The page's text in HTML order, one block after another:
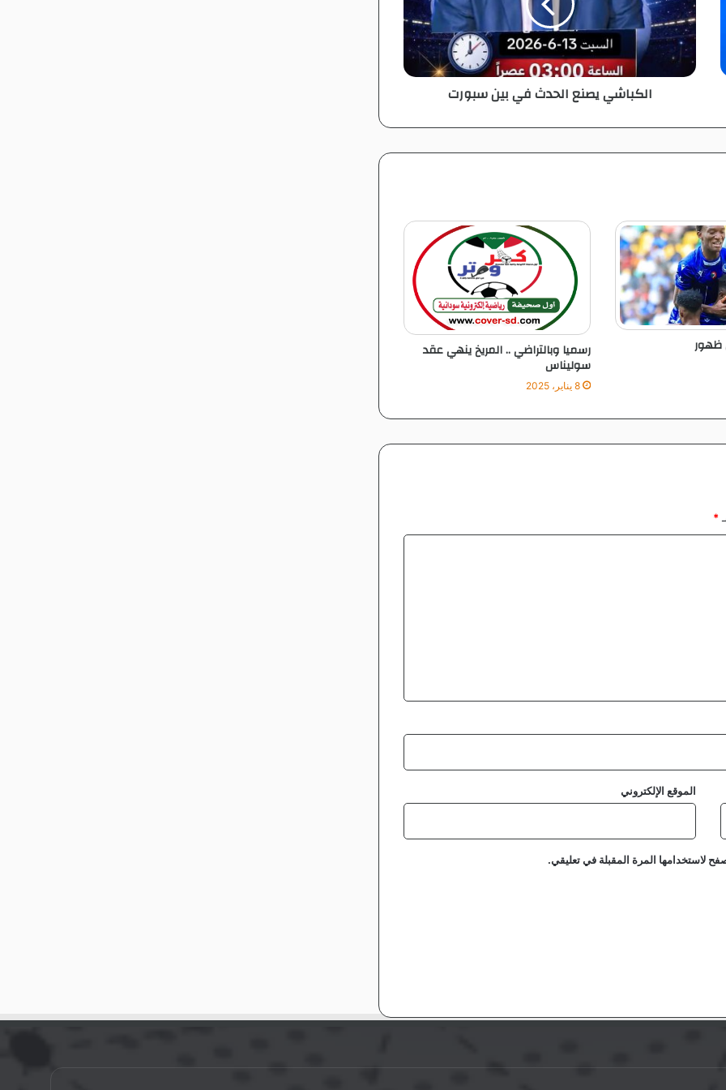
ا
ش
ي
ي
ص
ا
ي
ب
ي
ن
س
ب
و
ر
الكباشي يصنع الحدث في بين سبورت
ظهور رسميا وبالتراضي .. المريخ ينهي عقد
سوليناس
8 يناير، 2025
*
الموقع الإلكتروني
لاستخدامها المرة المقبلة في تعليقي.